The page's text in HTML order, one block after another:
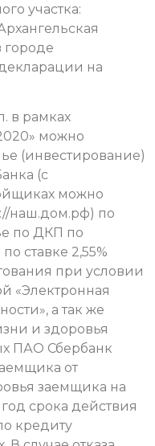
участка:
городе
на
в рамках
можно
(инвестирование)
(с
можно
наш.дом.рф) по
по ДКП по
ставке 2,55%
при условии
«Электронная
а так же
и здоровья
ПАО Сбербанк
от
заемщика на
срока действия
кредиту